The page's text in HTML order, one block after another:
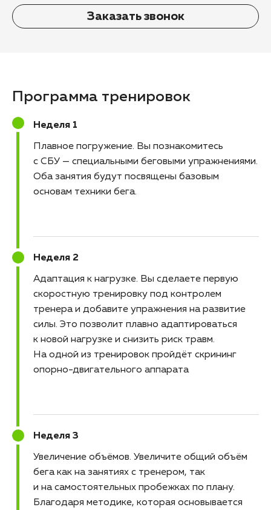
Заказать звонок
Программа тренировок
Неделя 1
Плавное погружение Вы познакомитесь
с СБУ — специальными беговыми упражнениями.
Оба занятия будут посвящены базовым
основам техники бега.
Неделя 2
Адаптация к нагрузке Вы сделаете первую
скоростную тренировку под контролем
тренера и добавите упражнения на развитие
силы. Это позволит плавно адаптироваться
к новой нагрузке и снизить риск травм.
На одной из тренировок пройдёт скрининг
опорно-двигательного аппарата
Неделя 3
Увеличение объёмов Увеличите общий объём
бега как на занятиях с тренером, так
и на самостоятельных пробежках по плану.
Благодаря методике, которая основывается